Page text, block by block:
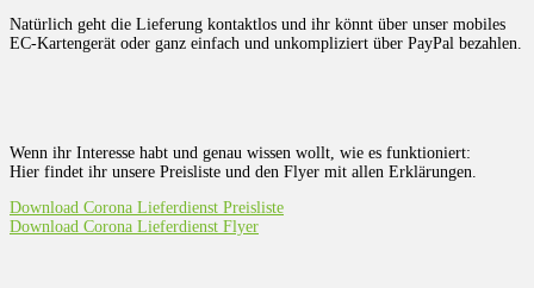
Natürlich geht die Lieferung kontaktlos und ihr könnt über unser mobiles
EC-Kartengerät oder ganz einfach und unkompliziert über PayPal bezahlen.
Wenn ihr Interesse habt und genau wissen wollt, wie es funktioniert:
Hier findet ihr unsere Preisliste und den Flyer mit allen Erklärungen.
Download Corona Lieferdienst Preisliste
Download Corona Lieferdienst Flyer